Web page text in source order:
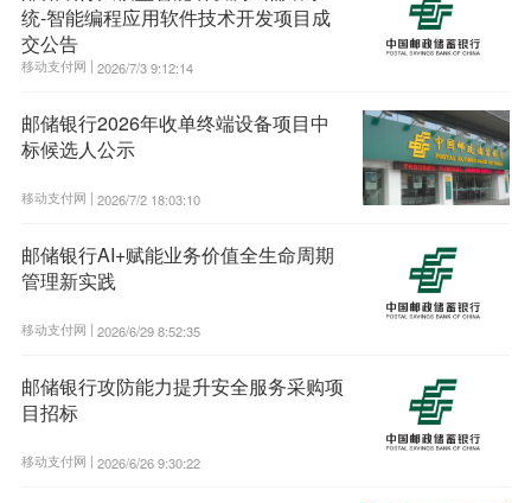
统-智能编程应用软件技术开发项目成
交公告
移动支付网 | 2026/7/3 9:12:14
邮储银行2026年收单终端设备项目中
标候选人公示
移动支付网 | 2026/7/2 18:03:10
邮储银行AI+赋能业务价值全生命周期
管理新实践
移动支付网 | 2026/6/29 8:52:35
邮储银行攻防能力提升安全服务采购项
目招标
移动支付网 | 2026/6/26 9:30:22